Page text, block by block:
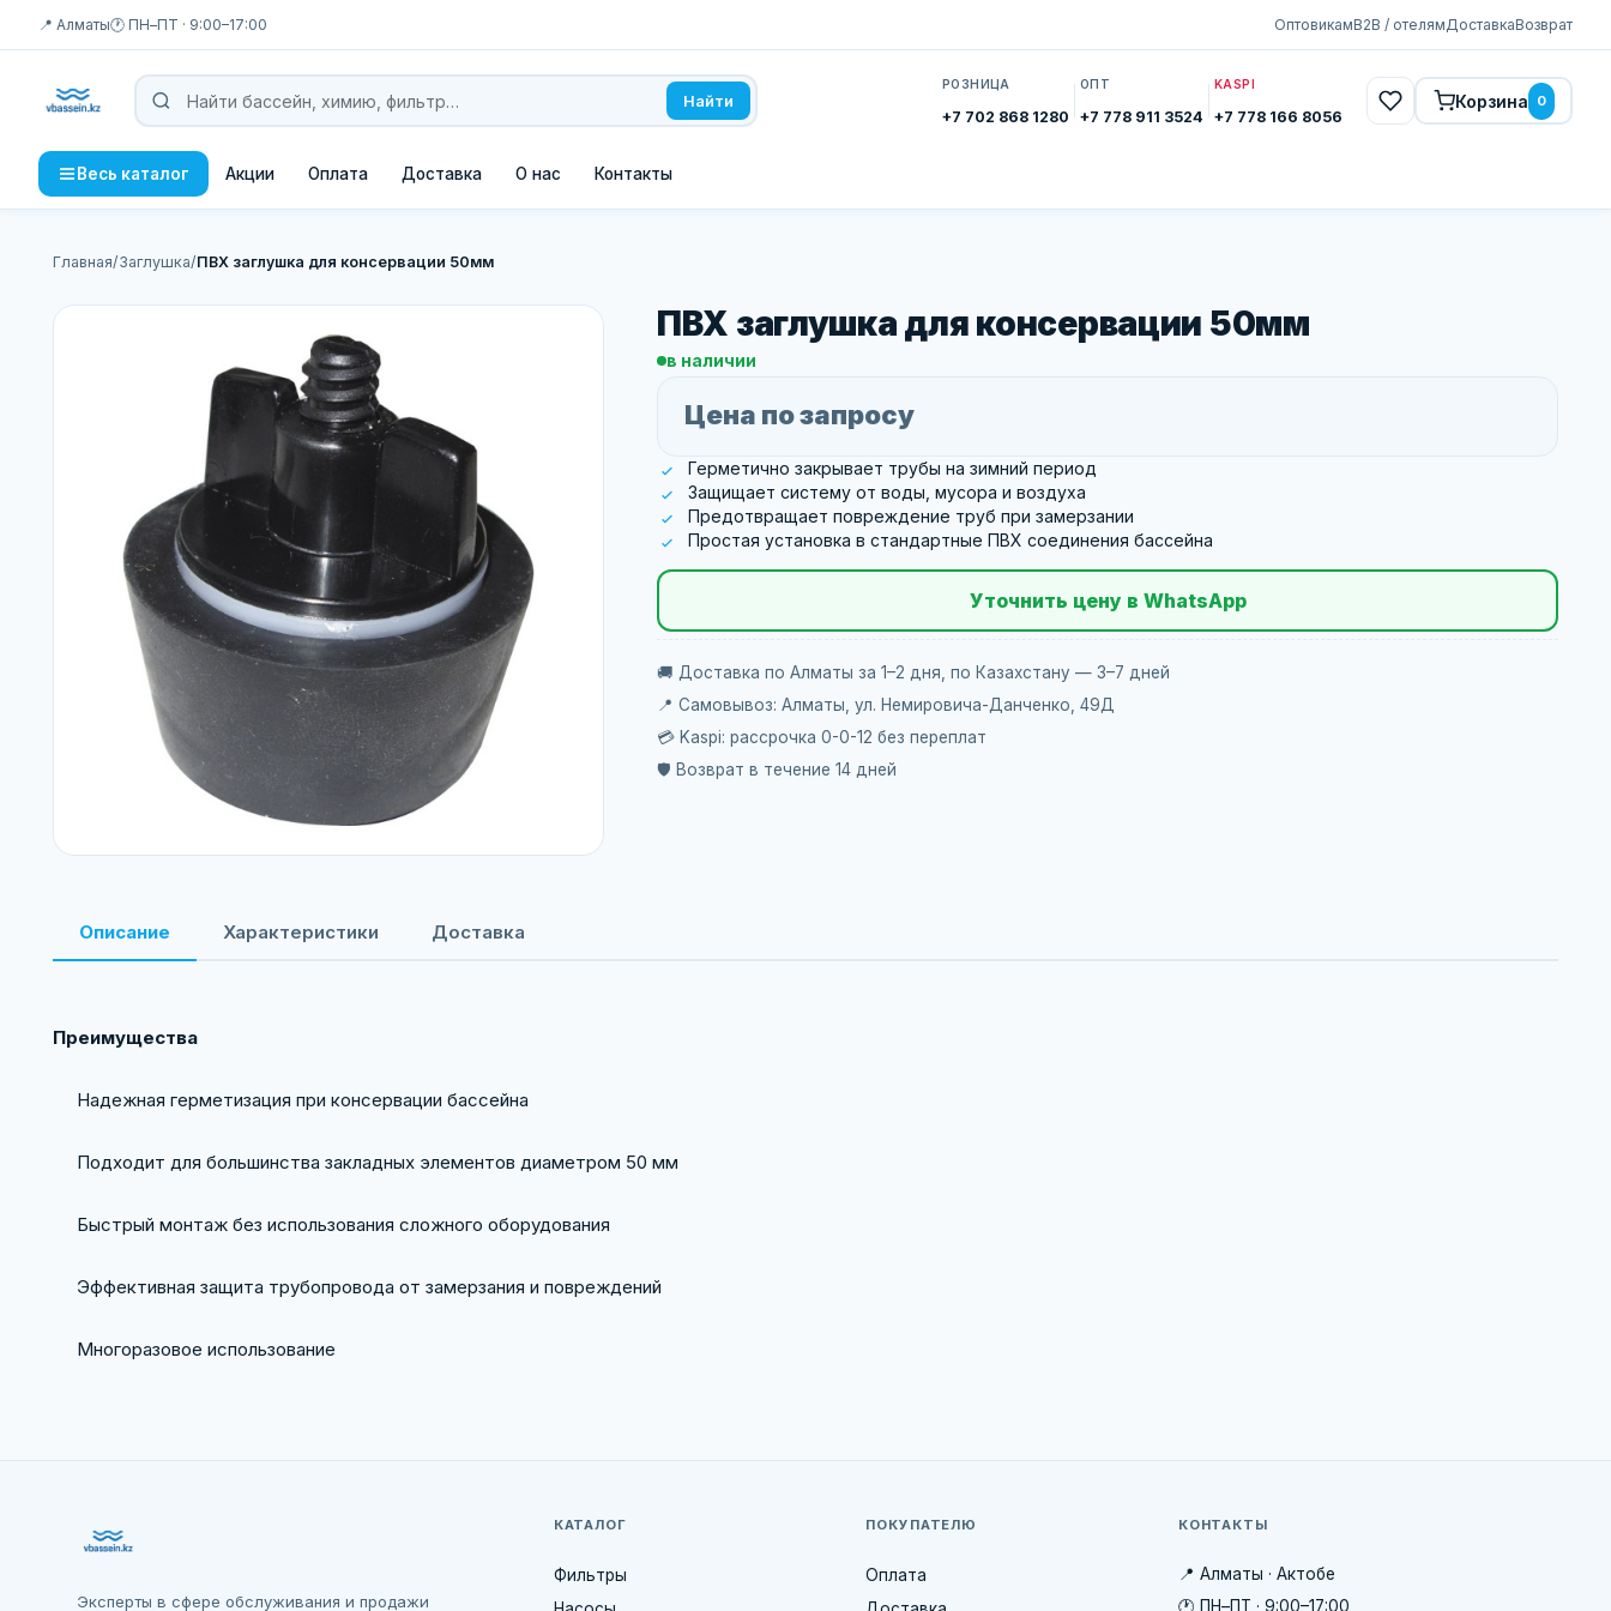
📍 Алматы🕐 ПН–ПТ · 9:00–17:00 ОптовикамB2B / отелямДоставкаВозврат
Найти
РОЗНИЦА
+7 702 868 1280
ОПТ
+7 778 911 3524
KASPI
+7 778 166 8056
Корзина 0
Весь каталог Акции Оплата Доставка О нас Контакты
Главная/Заглушка/ПВХ заглушка для консервации 50мм
ПВХ заглушка для консервации 50мм
в наличии
Цена по запросу
Герметично закрывает трубы на зимний период
Защищает систему от воды, мусора и воздуха
Предотвращает повреждение труб при замерзании
Простая установка в стандартные ПВХ соединения бассейна
Уточнить цену в WhatsApp
🚚 Доставка по Алматы за 1–2 дня, по Казахстану — 3–7 дней
📍 Самовывоз: Алматы, ул. Немировича-Данченко, 49Д
💳 Kaspi: рассрочка 0-0-12 без переплат
🛡️ Возврат в течение 14 дней
Описание Характеристики Доставка
Преимущества
Надежная герметизация при консервации бассейна
Подходит для большинства закладных элементов диаметром 50 мм
Быстрый монтаж без использования сложного оборудования
Эффективная защита трубопровода от замерзания и повреждений
Многоразовое использование
Эксперты в сфере обслуживания и продажи
КАТАЛОГ
Фильтры
ПОКУПАТЕЛЮ
Оплата
КОНТАКТЫ
📍 Алматы · Актобе
🕐 ПН–ПТ · 9:00–17:00